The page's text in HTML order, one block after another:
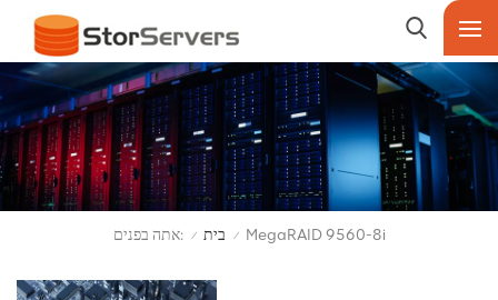
אתה בפנים: / בית / MegaRAID 9560-8i